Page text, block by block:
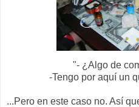
"- ¿Algo de
-Tengo por aquí un
...Pero en este caso no. Así